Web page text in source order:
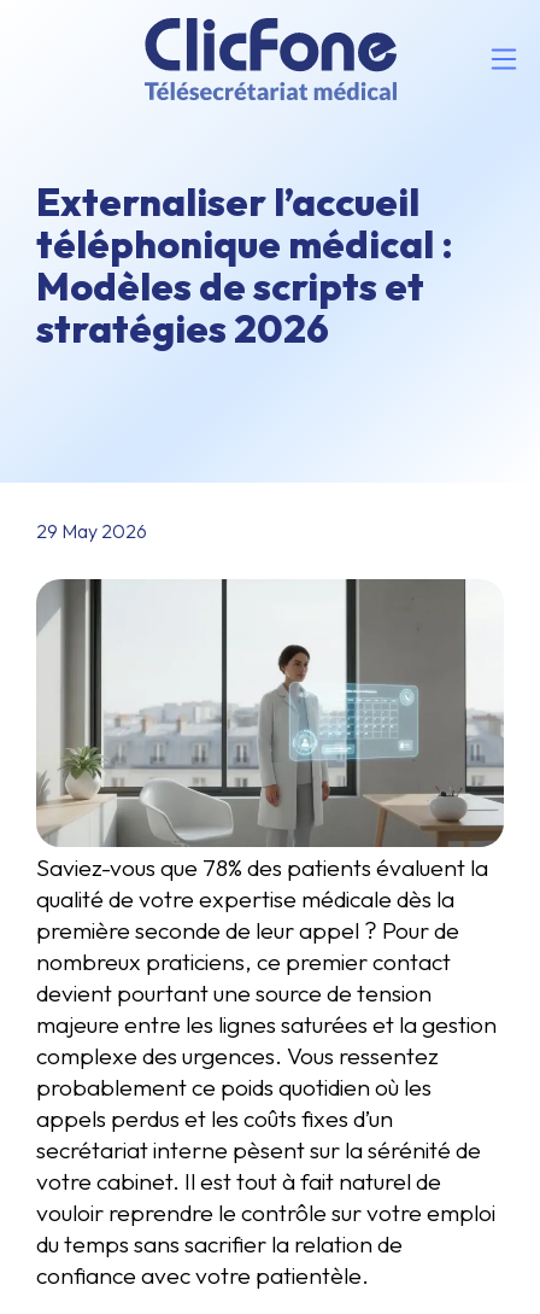
Externaliser l’accueil
téléphonique médical :
Modèles de scripts et
stratégies 2026
29 May 2026
Saviez-vous que 78% des patients évaluent la
qualité de votre expertise médicale dès la
première seconde de leur appel ? Pour de
nombreux praticiens, ce premier contact
devient pourtant une source de tension
majeure entre les lignes saturées et la gestion
complexe des urgences. Vous ressentez
probablement ce poids quotidien où les
appels perdus et les coûts fixes d’un
secrétariat interne pèsent sur la sérénité de
votre cabinet. Il est tout à fait naturel de
vouloir reprendre le contrôle sur votre emploi
du temps sans sacrifier la relation de
confiance avec votre patientèle.